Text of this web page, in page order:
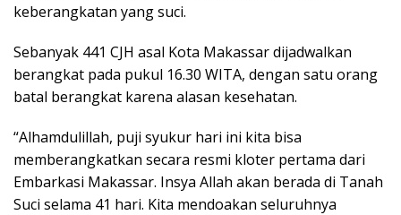
keberangkatan yang suci.
Sebanyak 441 CJH asal Kota Makassar dijadwalkan
berangkat pada pukul 16.30 WITA, dengan satu orang
batal berangkat karena alasan kesehatan.
“Alhamdulillah, puji syukur hari ini kita bisa
memberangkatkan secara resmi kloter pertama dari
Embarkasi Makassar. Insya Allah akan berada di Tanah
Suci selama 41 hari. Kita mendoakan seluruhnya